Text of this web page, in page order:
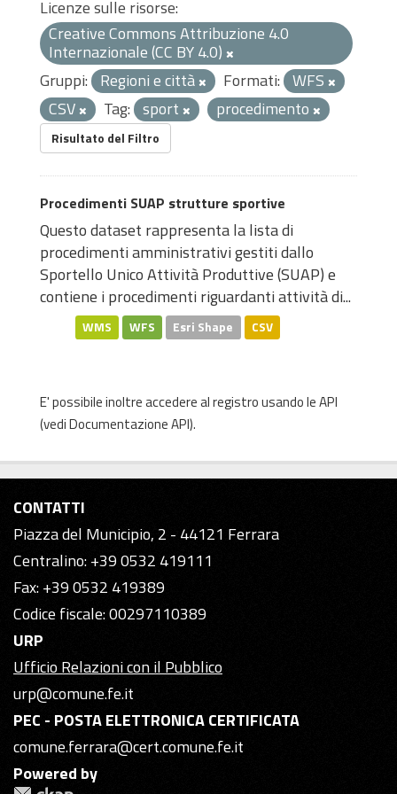
Licenze sulle risorse:
Creative Commons Attribuzione 4.0
Internazionale (CC BY 4.0)
Gruppi: Regioni e città Formati: WFS
CSV
Tag: sport procedimento
Risultato del Filtro
Procedimenti SUAP strutture sportive
Questo dataset rappresenta la lista di
procedimenti amministrativi gestiti dallo
Sportello Unico Attività Produttive (SUAP) e
contiene i procedimenti riguardanti attività di...
WMS WFS Esri Shape CSV
E' possibile inoltre accedere al registro usando leAPI
(vediDocumentazione API).
CONTATTI
Piazza del Municipio, 2 - 44121 Ferrara
Centralino: +39 0532 419111
Fax: +39 0532 419389
Codice fiscale: 00297110389
URP
Ufficio Relazioni con il Pubblico
urp@comune.fe.it
PEC - POSTA ELETTRONICA CERTIFICATA
comune.ferrara@cert.comune.fe.it
Powered by